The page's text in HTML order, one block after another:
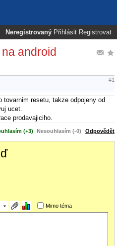
Neregistrovaný Přihlásit Registrovat
android
#1
tovarnim resetu, takze odpojeny od
ucet.
prodavajiciho.
(+3) Nesouhlasím (-0) Odpovědět
Mimo téma